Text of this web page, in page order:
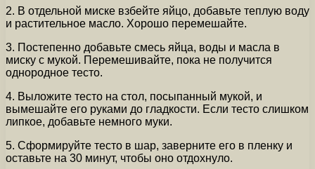
2. В отдельной миске взбейте яйцо, добавьте теплую воду
и растительное масло. Хорошо перемешайте.
3. Постепенно добавьте смесь яйца, воды и масла в
миску с мукой. Перемешивайте, пока не получится
однородное тесто.
4. Выложите тесто на стол, посыпанный мукой, и
вымешайте его руками до гладкости. Если тесто слишком
липкое, добавьте немного муки.
5. Сформируйте тесто в шар, заверните его в пленку и
оставьте на 30 минут, чтобы оно отдохнуло.